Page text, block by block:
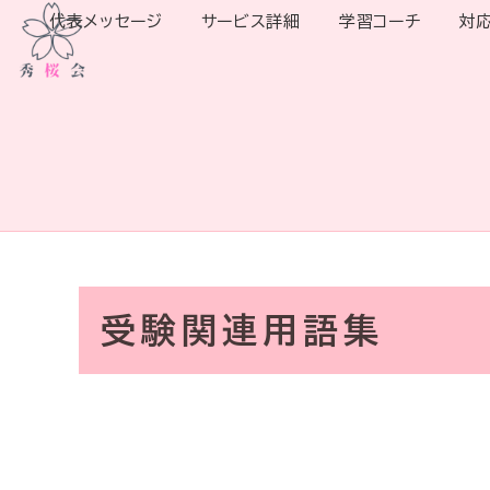
代表メッセージ サービス詳細 学習コーチ 対
受験関連用語集